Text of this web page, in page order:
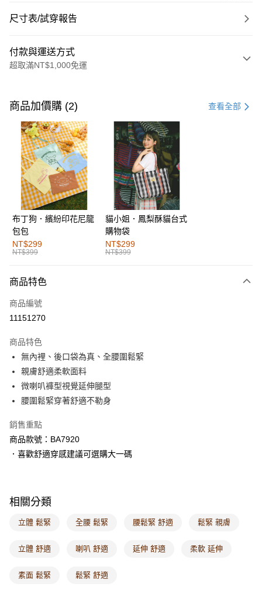
尺寸表/試穿報告
付款與運送方式
超取滿NT$1,000免運
信用卡一次付款
購物金
超商取貨付款
LINE Pay
街口支付
運送方式
全家取貨付款
每筆NT$60，滿NT$1,000(含以上)免運費
付款後全家取貨
萊爾富取貨付款
付款後萊爾富取貨
每筆NT$60，滿NT$1,000(含以上)免運費
7-11取貨付款
每筆NT$60，滿NT$1,000(含以上)免運費
付款後7-11取貨
每筆NT$60，滿NT$1,000(含以上)免運費
付款後門市自取
每筆NT$60，滿NT$1,000(含以上)免運費
商品加價購 (2) 查看全部
布丁狗．繽紛印花尼龍
包包
NT$299
NT$399
貓小姐．鳳梨酥貓台式
購物袋
NT$299
NT$399
商品特色
商品編號
11151270
商品特色
無內裡、後口袋為真、全腰圍鬆緊
親膚舒適柔軟面料
微喇叭褲型視覺延伸腿型
腰圍鬆緊穿著舒適不勒身
銷售重點
商品款號：BA7920
．喜歡舒適穿感建議可選購大一碼
相關分類
立體 鬆緊 全腰 鬆緊 腰鬆緊 舒適 鬆緊 親膚
立體 舒適 喇叭 舒適 延伸 舒適 柔軟 延伸
素面 鬆緊 鬆緊 舒適